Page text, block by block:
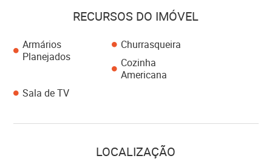
RECURSOS DO IMÓVEL
Armários
Planejados
Churrasqueira
Cozinha
Americana
Sala de TV
LOCALIZAÇÃO